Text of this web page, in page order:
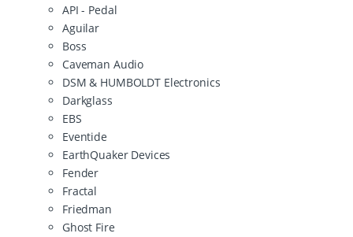
API - Pedal
Aguilar
Boss
Caveman Audio
DSM & HUMBOLDT Electronics
Darkglass
EBS
Eventide
EarthQuaker Devices
Fender
Fractal
Friedman
Ghost Fire